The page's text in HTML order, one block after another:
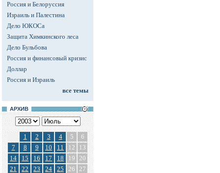
Россия и Белоруссия
Израиль и Палестина
Дело ЮКОСа
Защита Химкинского леса
Дело Бульбова
Россия и финансовый кризис
Доллар
Россия и Израиль
все темы
АРХИВ
1 2 3 4 5
6
7
8 9 10 11 12
13
14
15 16 17 18 19 20
21
22 23 24 25 26 27